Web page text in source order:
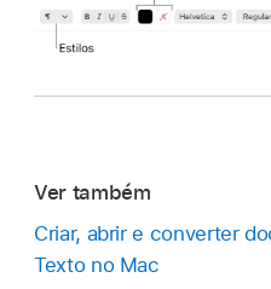
Ver também
Criar, abrir e converter
Texto no Mac